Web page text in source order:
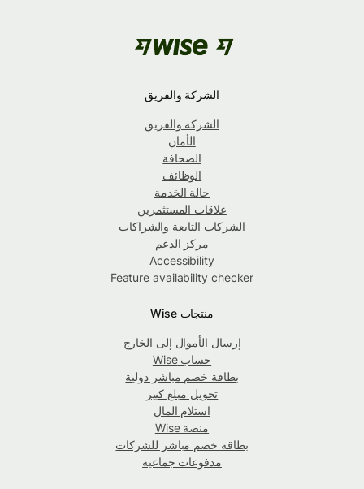
الشركة والفريق
الشركة والفريق
الأمان
الصحافة
الوظائف
حالة الخدمة
علاقات المستثمرين
الشركات التابعة والشراكات
مركز الدعم
Accessibility
Feature availability checker
منتجات Wise
إرسال الأموال إلى الخارج
حساب Wise
بطاقة خصم مباشر دولية
تحويل مبلغ كبير
استلام المال
منصة Wise
بطاقة خصم مباشر للشركات
مدفوعات جماعية